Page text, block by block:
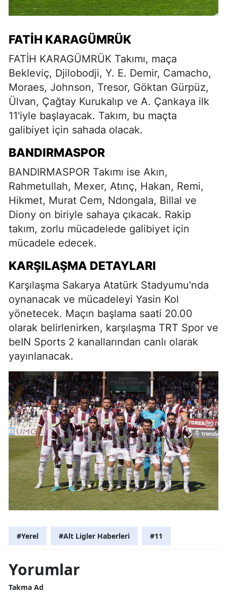
FATİH KARAGÜMRÜK
FATİH KARAGÜMRÜK Takımı, maça
Bekleviç, Djilobodji, Y. E. Demir, Camacho,
Moraes, Johnson, Tresor, Göktan Gürpüz,
Ülvan, Çağtay Kurukalıp ve A. Çankaya ilk
11'iyle başlayacak. Takım, bu maçta
galibiyet için sahada olacak.
BANDIRMASPOR
BANDIRMASPOR Takımı ise Akın,
Rahmetullah, Mexer, Atınç, Hakan, Remi,
Hikmet, Murat Cem, Ndongala, Billal ve
Diony on biriyle sahaya çıkacak. Rakip
takım, zorlu mücadelede galibiyet için
mücadele edecek.
KARŞILAŞMA DETAYLARI
Karşılaşma Sakarya Atatürk Stadyumu'nda
oynanacak ve mücadeleyi Yasin Kol
yönetecek. Maçın başlama saati 20.00
olarak belirlenirken, karşılaşma TRT Spor ve
beIN Sports 2 kanallarından canlı olarak
yayınlanacak.
#Yerel #Alt Ligler Haberleri #11
Yorumlar
Takma Ad